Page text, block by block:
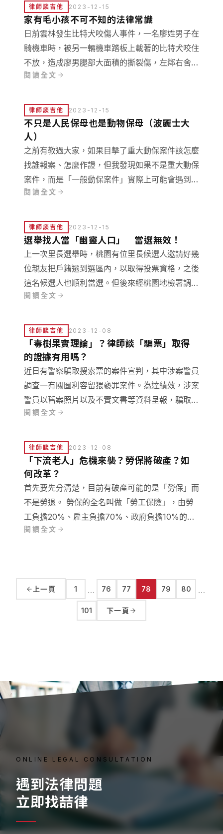
律師談吉他 2023-12-15
家有毛小孩不可不知的法律常識
日前雲林發生比特犬咬傷人事件，一名廖姓男子在
騎機車時，被另一輛機車踏板上載著的比特犬咬住
不放，造成廖男腿部大面積的撕裂傷，左鄰右舍都
心生惶恐、議論紛紛，害怕自己成為比特犬的下一
己，但動物有時難以控制，導致寵物咬傷人案例時
有所聞，對於毛孩咬傷人，飼主究竟要付什麼責任
呢？
閱讀全文
律師談吉他 2023-12-15
不只是人民保母也是動物保母（波麗士大
人）
之前有教過大家，如果目擊了重大動保案件該怎麼
找誰報案、怎麼作證，但我發現如果不是重大動保
案件，而是「一般動保案件」實際上可能會遇到警
察和動保處之間，有權責不明或是不積極處理的困
閱讀全文
律師談吉他 2023-12-15
選舉找人當「幽靈人口」 當選無效！
上一次里長選舉時，桃園有位里長候選人邀請好幾
位親友把戶籍遷到選區內，以取得投票資格，之後
這名候選人也順利當選。但後來經桃園地檢署調
查，認為這名劉姓候選人與親友，虛偽遷徙戶籍投
經過地院、高院判決皆認為這名里長當選無效，而
且這些假遷戶籍的人也面臨了刑責。
閱讀全文
律師談吉他 2023-12-08
「毒樹果實理論」？律師談「騙票」取得
的證據有用嗎？
近日有警察騙取搜索票的案件宣判，其中涉案警員
調查一有關圖利容留猥褻罪案件。為達績效，涉案
警員以舊案照片以及不實文書等資料呈報，騙取彰
化地檢的檢察官向彰化地院聲請核發搜索票，進而
料後，該警員被處以使公務員登載不實之文書罪，
處有期徒刑一年，緩刑兩年，並於六個月內向公庫
支付新臺幣七萬五千元。其中法律問題值得我們關
注。
閱讀全文
律師談吉他 2023-12-08
「下流老人」危機來襲？勞保將破產？如
何改革？
首先要先分清楚，目前有破產可能的是「勞保」而
不是勞退。 勞保的全名叫做「勞工保險」，由勞
工負擔20%、雇主負擔70%、政府負擔10%的保
費，也就是平常大家薪資繳的「勞保費」，是一種
閱讀全文
上一頁 1 … 76 77 78 79 80 …
101 下一頁
ONLINE LEGAL CONSULTATION
遇到法律問題
立即找喆律